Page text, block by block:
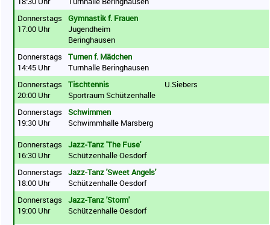
Donnerstags
17:00 Uhr
Gymnastik f. Frauen
Jugendheim
Beringhausen
Donnerstags
14:45 Uhr
Turnen f. Mädchen
Turnhalle Beringhausen
Donnerstags
20:00 Uhr
Tischtennis
Sportraum Schützenhalle
U.Siebers
Donnerstags
19:30 Uhr
Schwimmen
Schwimmhalle Marsberg
Donnerstags
16:30 Uhr
Jazz-Tanz 'The Fuse'
Schützenhalle Oesdorf
Donnerstags
18:00 Uhr
Jazz-Tanz 'Sweet Angels'
Schützenhalle Oesdorf
Donnerstags
19:00 Uhr
Jazz-Tanz 'Storm'
Schützenhalle Oesdorf